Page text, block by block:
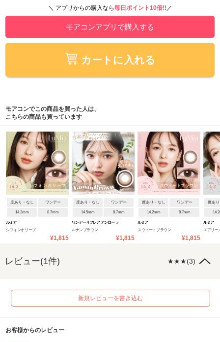
＼ アプリからの購入なら毎日ポイント10倍!! ／
モアコンアプリで購入する
カートに入れる
モアコンでこの商品を買った人は、
こちらの商品も買っています
度あり・なし ワンデー
14.2mm 8.7mm
ルミア
シフォンオリーブ
¥1,815
度あり・なし ワンデー
14.5mm 8.7mm
ワンデーリフレア アンローラ
ルナンブラウン
¥1,815
度あり・なし ワンデー
14.2mm 8.7mm
ルミア
スウィートブラウン
¥1,815
度あ
ルミア
エアリー
レビュー(1件) ★★★(3)
新規レビューを書き込む
お客様からのレビュー